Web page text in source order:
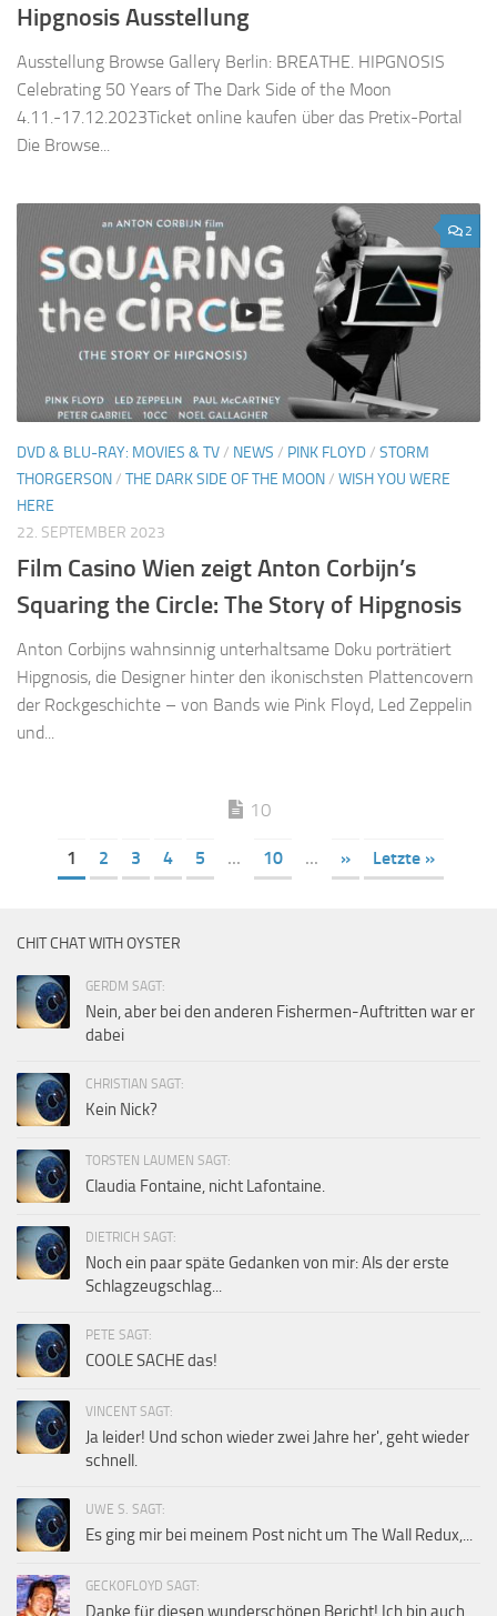
Hipgnosis Ausstellung
Ausstellung Browse Gallery Berlin: BREATHE. HIPGNOSIS
Celebrating 50 Years of The Dark Side of the Moon
4.11.-17.12.2023Ticket online kaufen über das Pretix-Portal
Die Browse...
2
DVD & BLU-RAY: MOVIES & TV/ NEWS / PINK FLOYD/ STORM
THORGERSON/ THE DARK SIDE OF THE MOON/ WISH YOU WERE
HERE
22. SEPTEMBER 2023
Film Casino Wien zeigt Anton Corbijn’s
Squaring the Circle: The Story of Hipgnosis
Anton Corbijns wahnsinnig unterhaltsame Doku porträtiert
Hipgnosis, die Designer hinter den ikonischsten Plattencovern
der Rockgeschichte – von Bands wie Pink Floyd, Led Zeppelin
und...
10
1 2 3 4 5 ... 10 ... » Letzte »
CHIT CHAT WITH OYSTER
GERDM SAGT:
Nein, aber bei den anderen Fishermen-Auftritten war er
dabei
CHRISTIAN SAGT:
Kein Nick?
TORSTEN LAUMEN SAGT:
Claudia Fontaine, nicht Lafontaine.
DIETRICH SAGT:
Noch ein paar späte Gedanken von mir: Als der erste
Schlagzeugschlag...
PETE SAGT:
COOLE SACHE das!
VINCENT SAGT:
Ja leider! Und schon wieder zwei Jahre her', geht wieder
schnell.
UWE S. SAGT:
Es ging mir bei meinem Post nicht um The Wall Redux,...
GECKOFLOYD SAGT:
Danke für diesen wunderschönen Bericht! Ich bin auch